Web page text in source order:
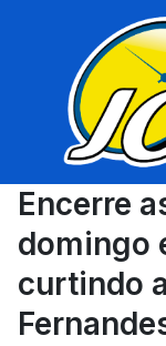
Encerre
domingo
curtindo